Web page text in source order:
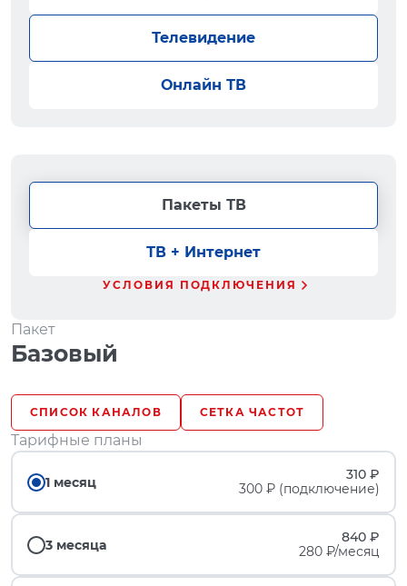
Телевидение
Онлайн ТВ
Пакеты ТВ
ТВ + Интернет
УСЛОВИЯ ПОДКЛЮЧЕНИЯ
Пакет
Базовый
СПИСОК КАНАЛОВ СЕТКА ЧАСТОТ
Тарифные планы
1 месяц
310 ₽
300 ₽ (подключение)
3 месяца
840 ₽
280 ₽/месяц